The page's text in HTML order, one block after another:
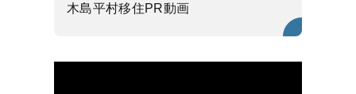
木島平村移住PR動画